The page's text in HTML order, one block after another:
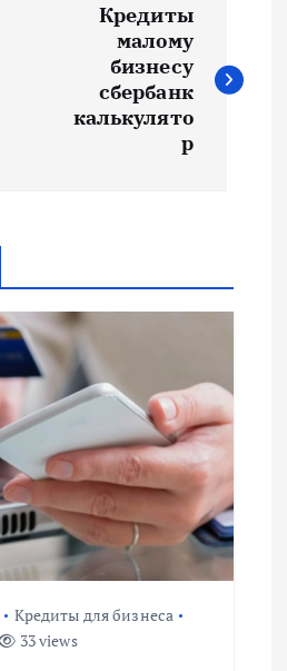
Кредиты
малому
бизнесу
сбербанк
калькулято
р
Кредиты для бизнеса
33 views